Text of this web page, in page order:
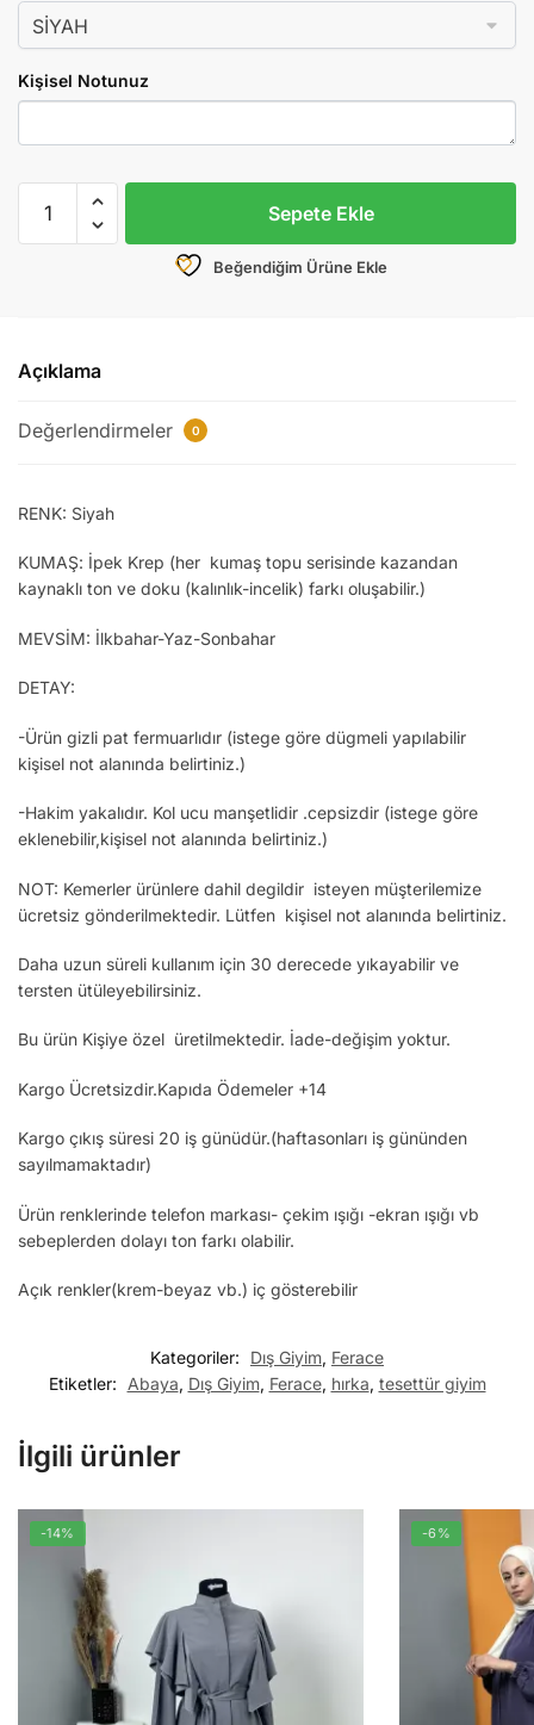
Kişisel Notunuz
Taşlı
Sepete Ekle
Beğendiğim Ürüne Ekle
Açıklama
Değerlendirmeler 0
RENK: Siyah
KUMAŞ: İpek Krep (her kumaş topu serisinde kazandan
kaynaklı ton ve doku (kalınlık-incelik) farkı oluşabilir.)
MEVSİM: İlkbahar-Yaz-Sonbahar
DETAY:
-Ürün gizli pat fermuarlıdır (istege göre dügmeli yapılabilir
kişisel not alanında belirtiniz.)
-Hakim yakalıdır. Kol ucu manşetlidir .cepsizdir (istege göre
eklenebilir,kişisel not alanında belirtiniz.)
NOT: Kemerler ürünlere dahil degildir isteyen müşterilemize
ücretsiz gönderilmektedir. Lütfen kişisel not alanında belirtiniz.
Daha uzun süreli kullanım için 30 derecede yıkayabilir ve
tersten ütüleyebilirsiniz.
Bu ürün Kişiye özel üretilmektedir. İade-değişim yoktur.
Kargo Ücretsizdir.Kapıda Ödemeler +14
Kargo çıkış süresi 20 iş günüdür.(haftasonları iş gününden
sayılmamaktadır)
Ürün renklerinde telefon markası- çekim ışığı -ekran ışığı vb
sebeplerden dolayı ton farkı olabilir.
Açık renkler(krem-beyaz vb.) iç gösterebilir
Kategoriler: Dış Giyim, Ferace
Etiketler:
Abaya, Dış Giyim, Ferace, hırka, tesettür giyim
İlgili ürünler
-14% -6%